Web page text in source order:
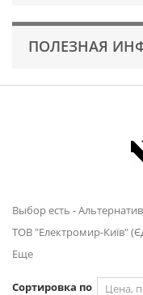
ПОЛЕЗНАЯ
Выбор есть -
ТОВ "Електромир-Київ"
Еще
Сортировка по